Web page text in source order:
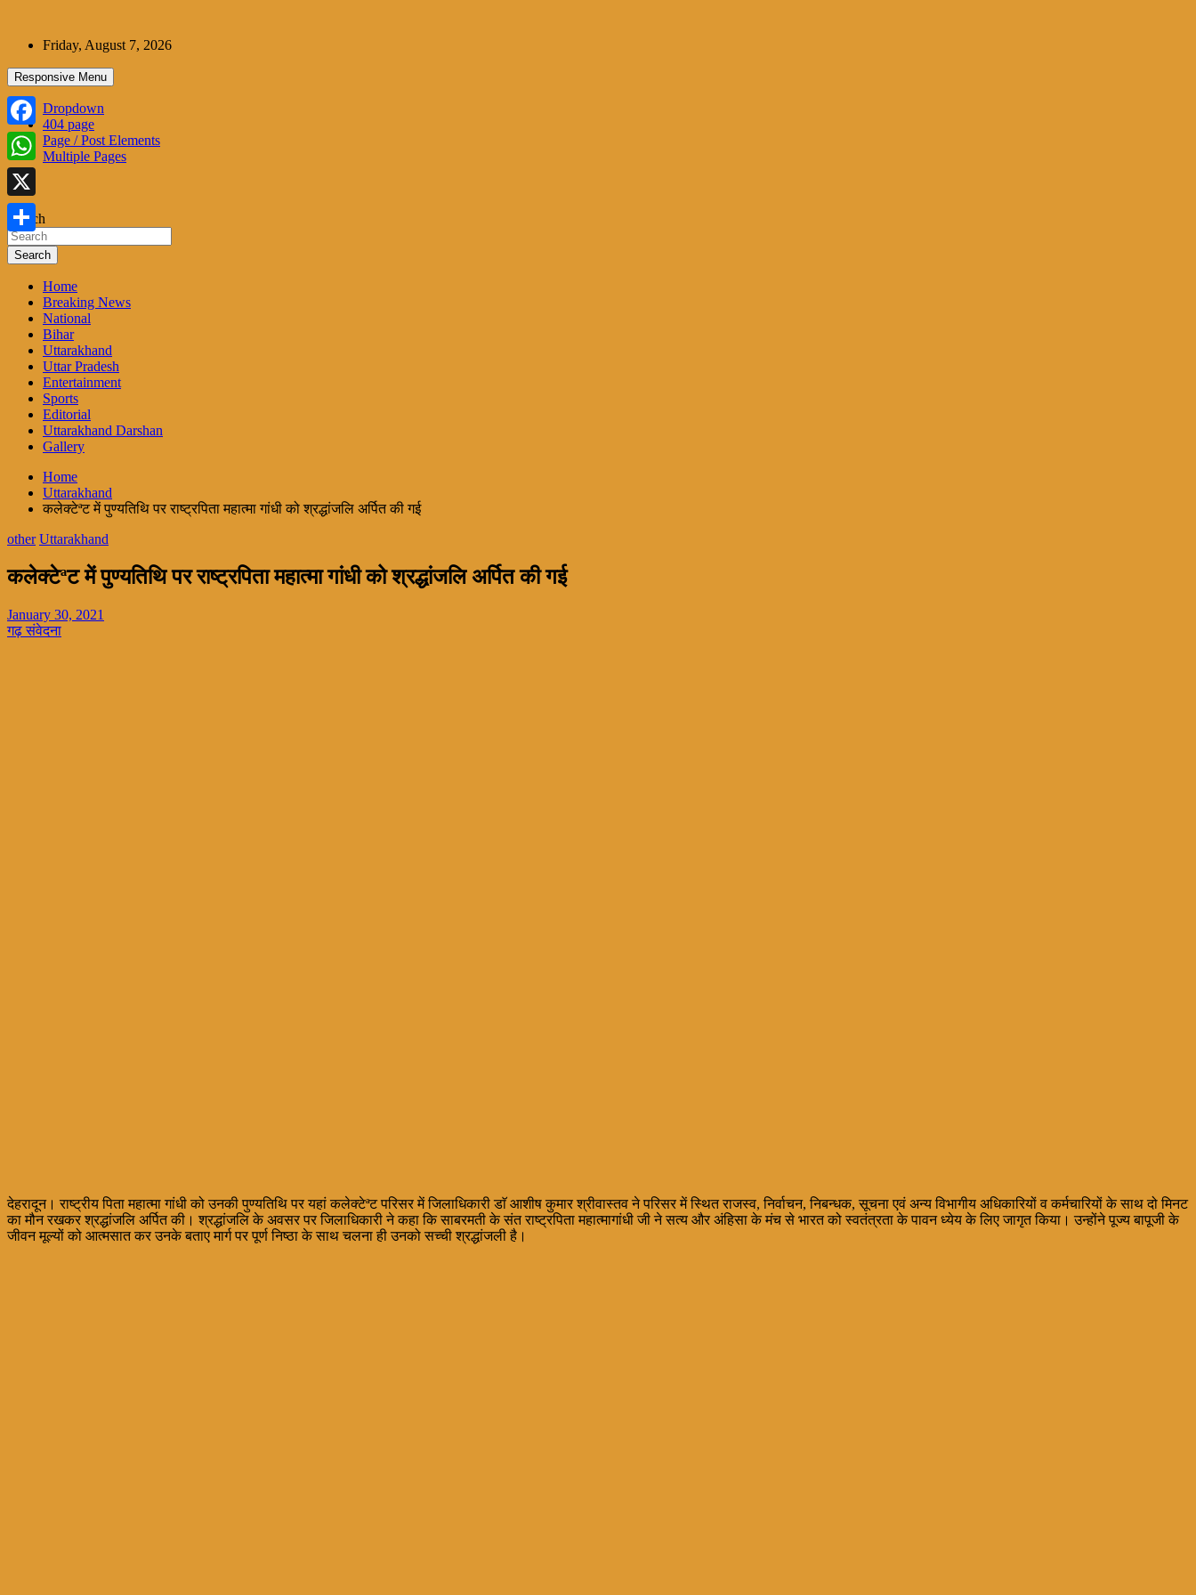
contentFriday, August 7, 2026
Responsive Menu
Dropdown
404 page
Page / Post Elements
Multiple Pages
Search
Search
Home
Breaking News
National
Bihar
Uttarakhand
Uttar Pradesh
Entertainment
Sports
Editorial
Uttarakhand Darshan
Gallery
Home
Uttarakhand
कलेक्टेªट में पुण्यतिथि पर राष्ट्रपिता महात्मा गांधी को श्रद्धांजलि अर्पित की गई
other Uttarakhand
कलेक्टेªट में पुण्यतिथि पर राष्ट्रपिता महात्मा गांधी को श्रद्धांजलि अर्पित की गई
January 30, 2021
गढ़ संवेदना
देहरादून। राष्ट्रीय पिता महात्मा गांधी को उनकी पुण्यतिथि पर यहां कलेक्टेªट परिसर में जिलाधिकारी डाॅ आशीष कुमार श्रीवास्तव ने परिसर में स्थित राजस्व, निर्वाचन, निबन्धक, सूचना एवं अन्य विभागीय अधिकारियों व कर्मचारियों के साथ दो मिनट
का मौन रखकर श्रद्धांजलि अर्पित की। श्रद्धांजलि के अवसर पर जिलाधिकारी ने कहा कि साबरमती के संत राष्ट्रपिता महात्मागांधी जी ने सत्य और अंहिसा के मंच से भारत को स्वतंत्रता के पावन ध्येय के लिए जागृत किया। उन्होंने पूज्य बापूजी के
जीवन मूल्यों को आत्मसात कर उनके बताए मार्ग पर पूर्ण निष्ठा के साथ चलना ही उनको सच्ची श्रद्धांजली है।
Facebook
WhatsApp
X
Share